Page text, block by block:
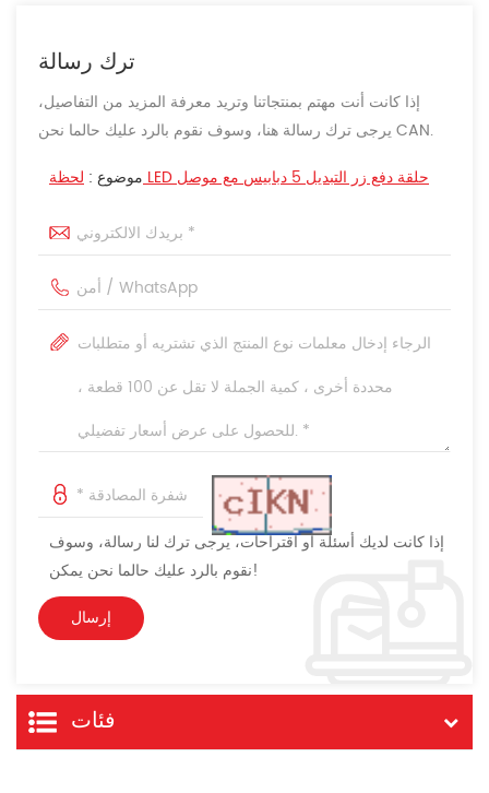
ترك رسالة
إذا كانت أنت مهتم بمنتجاتنا وتريد معرفة المزيد من التفاصيل،
يرجى ترك رسالة هنا، وسوف نقوم بالرد عليك حالما نحن CAN.
موضوع :
لحظة LED حلقة دفع زر التبديل 5 دبابيس مع موصل
إذا كانت لديك أسئلة أو اقتراحات، يرجى ترك لنا رسالة، وسوف
نقوم بالرد عليك حالما نحن يمكن!
فئات